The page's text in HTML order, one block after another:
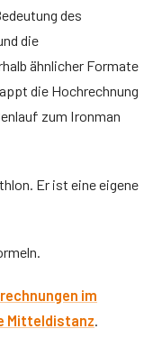
des
die
ähnlicher Formate
die Hochrechnung
zum Ironman
Er ist eine eigene
im
Mitteldistanz